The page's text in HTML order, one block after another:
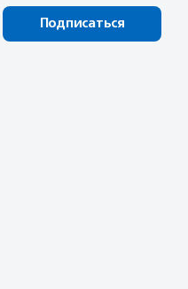
Подписаться